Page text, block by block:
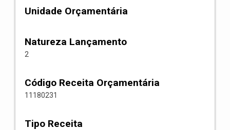
Unidade Orçamentária
Natureza Lançamento
2
Código Receita Orçamentária
11180231
Tipo Receita